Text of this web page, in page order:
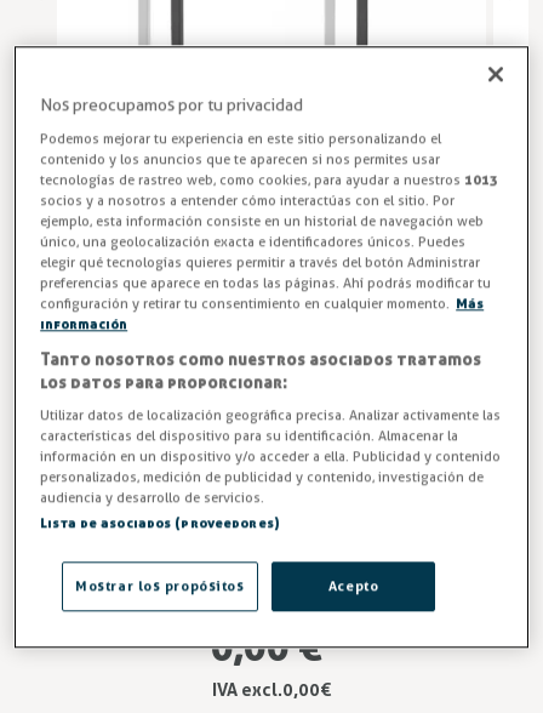
Burletes Frigoríficos a Medida
Corte de burlete a medida para marco de puerta. Escoja en
la lista desplegable si la medida es superior o inferior a 3
metros. Especifique el modelo de burlete y medidas
exactas para el corte en el momento de formalizar la
compra. Contacte directamente con nosotros en caso de
duda.
ENTREGA EN 15 DÍAS
0,00 €
IVA excl.0,00 €
Nos preocupamos por tu privacidad
Podemos mejorar tu experiencia en este sitio personalizando el
contenido y los anuncios que te aparecen si nos permites usar
tecnologías de rastreo web, como cookies, para ayudar a nuestros 1013
socios y a nosotros a entender cómo interactúas con el sitio. Por
ejemplo, esta información consiste en un historial de navegación web
único, una geolocalización exacta e identificadores únicos. Puedes
elegir qué tecnologías quieres permitir a través del botón Administrar
preferencias que aparece en todas las páginas. Ahí podrás modificar tu
configuración y retirar tu consentimiento en cualquier momento. Más
información
Tanto nosotros como nuestros asociados tratamos
los datos para proporcionar:
Utilizar datos de localización geográfica precisa. Analizar activamente las
características del dispositivo para su identificación. Almacenar la
información en un dispositivo y/o acceder a ella. Publicidad y contenido
personalizados, medición de publicidad y contenido, investigación de
audiencia y desarrollo de servicios.
Lista de asociados (proveedores)
Acepto
Mostrar los propósitos